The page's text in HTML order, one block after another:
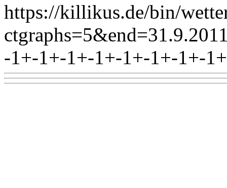
https://killikus.de/bin/
-1+-1+-1+-1+-1+-1+-1+-